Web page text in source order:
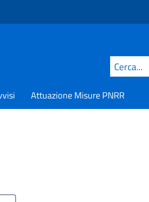
Cerca
Attuazione Misure PNRR